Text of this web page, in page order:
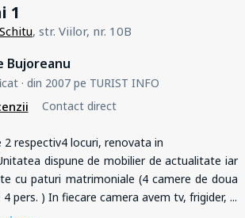
1
Schitu, str. Viilor, nr. 10B
Bujoreanu
· din 2007 pe TURIST INFO
Contact direct
2 respectiv4 locuri, renovata in
dispune de mobilier de actualitate iar
cu paturi matrimoniale (4 camere de doua
4 pers. ) In fiecare camera avem tv, frigider, ...